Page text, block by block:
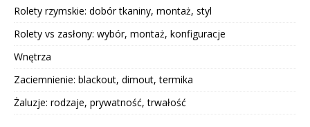
Rolety rzymskie: dobór tkaniny, montaż, styl
Rolety vs zasłony: wybór, montaż, konfiguracje
Wnętrza
Zaciemnienie: blackout, dimout, termika
Żaluzje: rodzaje, prywatność, trwałość